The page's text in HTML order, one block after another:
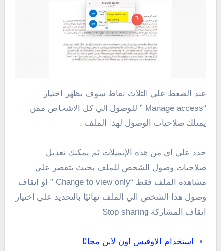
عند الضغط علي الثلاث نقاط سوف يظهر اختيار
“Manage access ” للوصول الي كل الاشخاص ممن
يمتلك صلاحيات الوصول لهذا الملف .
حدد علي اي من هذه الإيميلات ثم يمكنك تعديل
صلاحيات وصول الشخص للملف بحيث يتقصر علي
مشاهدة الملف فقط “Change to view only ” او ايقاف
وصول هذا الشخص الي الملف نهائيًا بالتحديد علي اختيار
ايقاف المشاركة Stop sharing
استخدام الاوفيس اون لاين مجانًا